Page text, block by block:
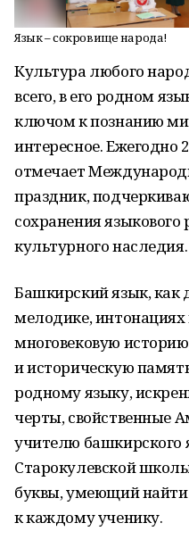
Язык – сокровище народа!
Культура любого
всего, в его родном
ключом к познанию
интересное. Ежегодно
отмечает
праздник,
сохранения языкового
культурного наследия.
Башкирский язык, как
мелодике, интонациях
многовековую
и историческую
родному языку,
черты, свойственные
учителю башкирского
Старокулевской
буквы, умеющий
к каждому ученику.